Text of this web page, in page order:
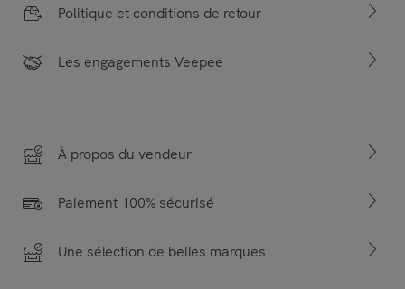
Politique et conditions de retour
Les engagements Veepee
À propos du vendeur
Paiement 100% sécurisé
Une sélection de belles marques